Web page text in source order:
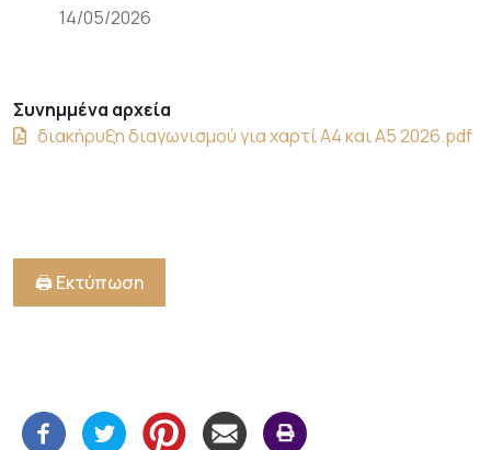
14/05/2026
Συνημμένα αρχεία
διακήρυξη διαγωνισμού για χαρτί Α4 και Α5 2026.pdf
🖨️ Εκτύπωση